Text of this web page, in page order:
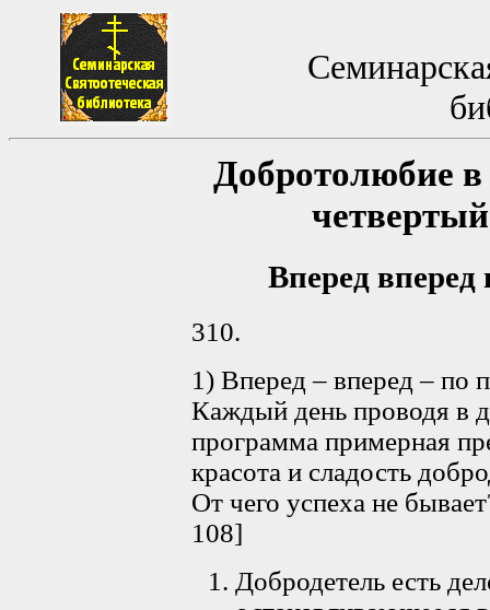
Добротолюбие в
Вперед вперед
310.
1) Вперед – вперед – по
Каждый день проводя в
программа примерная
красота и сладость
От чего успеха не
108]
Добродетель есть